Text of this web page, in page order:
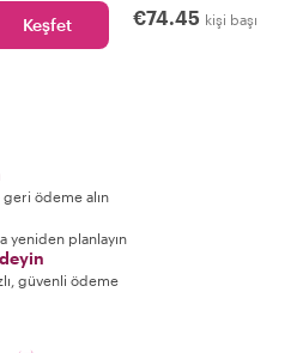
Keşfet €74.45 kişi başı
ödeme alın
yeniden planlayın
güvenli ödeme